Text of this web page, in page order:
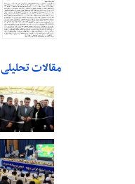
مقالات تحلیلی